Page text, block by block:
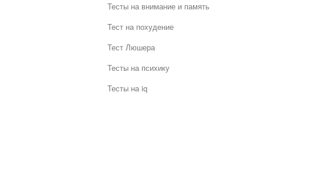
Тесты на внимание и память
Тест на похудение
Тест Люшера
Тесты на психику
Тесты на iq